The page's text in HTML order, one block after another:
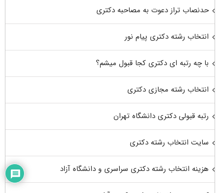
حدنصاب تراز دعوت به مصاحبه دکتری
انتخاب رشته دکتری پیام نور
با چه رتبه ای دکتری کجا قبول میشم؟
انتخاب رشته مجازی دکتری
رتبه قبولی دکتری دانشگاه تهران
سایت انتخاب رشته دکتری
هزینه انتخاب رشته دکتری سراسری و دانشگاه آزاد